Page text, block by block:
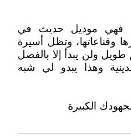
فهي موديل حديث في
وقناعاتها، وتظل أسيرة
طويل ولن يبدأ إلا بالفصل
وهذا يبدو لي شبه
الكبيرة